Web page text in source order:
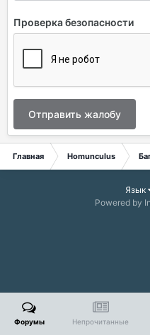
Проверка безопасности
Отправить жалобу
Главная Homunculus
Язык
Powered by
Форумы Непрочитанные